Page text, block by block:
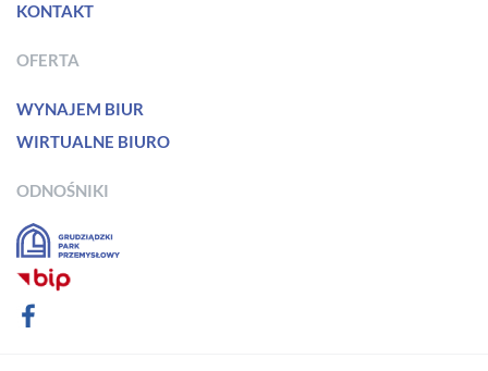
KONTAKT
OFERTA
WYNAJEM BIUR
WIRTUALNE BIURO
ODNOŚNIKI